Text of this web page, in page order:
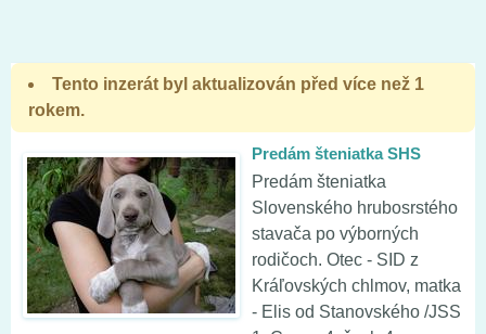
Tento inzerát byl aktualizován před více než 1
rokem.
Predám šteniatka SHS
Predám šteniatka
Slovenského hrubosrstého
stavača po výborných
rodičoch. Otec - SID z
Kráľovských chlmov, matka
- Elis od Stanovského /JSS